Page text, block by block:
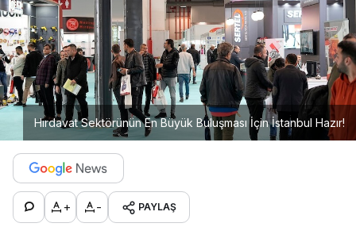
Hırdavat Sektörünün En Büyük Buluşması İçin İstanbul Hazır!
+ - PAYLAŞ